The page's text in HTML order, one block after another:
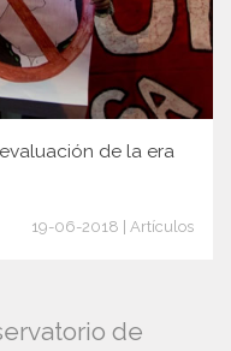
de la era
19-06-2018 | Artículos
de